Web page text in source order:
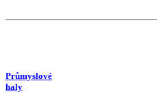
Průmyslové
haly